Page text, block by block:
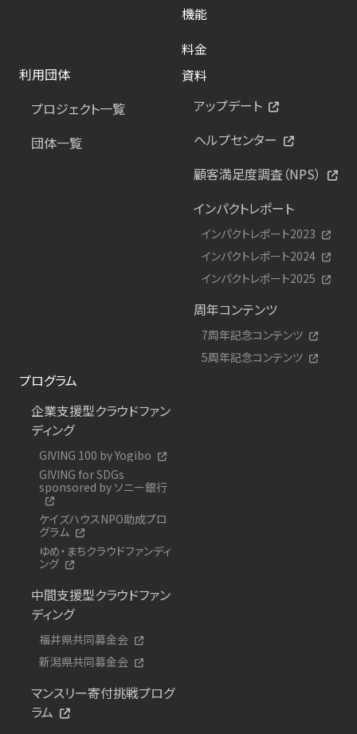
機能
料金
利用団体
プロジェクト一覧
団体一覧
資料
アップデート
ヘルプセンター
顧客満足度調査（NPS）
インパクトレポート
インパクトレポート2023
インパクトレポート2024
インパクトレポート2025
周年コンテンツ
7周年記念コンテンツ
5周年記念コンテンツ
プログラム
企業支援型クラウドファン
ディング
GIVING 100 by Yogibo
GIVING for SDGs
sponsored by ソニー銀行
ケイズハウスNPO助成プロ
グラム
ゆめ・まちクラウドファンディ
ング
中間支援型クラウドファン
ディング
福井県共同募金会
新潟県共同募金会
マンスリー寄付挑戦プログ
ラム